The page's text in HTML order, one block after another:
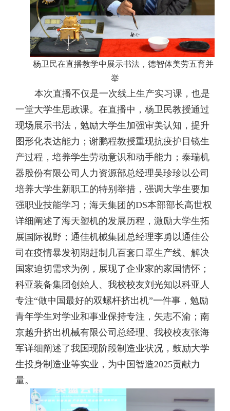
杨卫民在直播教学中展示书法，德智体美劳五育并
举
本次直播不仅是一次线上生产实习课，也是
一堂大学生思政课。在直播中，杨卫民教授通过
现场展示书法，勉励大学生加强审美认知，提升
图形化表达能力；谢鹏程教授重现抗疫护目镜生
产过程，培养学生劳动意识和动手能力；泰瑞机
器股份有限公司人力资源部总经理吴珍珍以公司
培养大学生新职工的特别举措，强调大学生要加
强职业技能学习；海天集团的DS本部部长高世权
详细阐述了海天塑机的发展历程，激励大学生拓
展国际视野；通佳机械集团总经理李勇以通佳公
司在疫情暴发初期赶制几百套口罩生产线、解决
国家迫切需求为例，展现了企业家的家国情怀；
科亚装备集团创始人、我校校友刘光知以科亚人
专注“做中国最好的双螺杆挤出机”一件事，勉励
青年学生对学业和事业保持专注，矢志不渝；南
京越升挤出机械有限公司总经理、我校校友张海
军详细阐述了我国现阶段制造业状况，鼓励大学
生投身制造业等实业，为中国智造2025贡献力
量。